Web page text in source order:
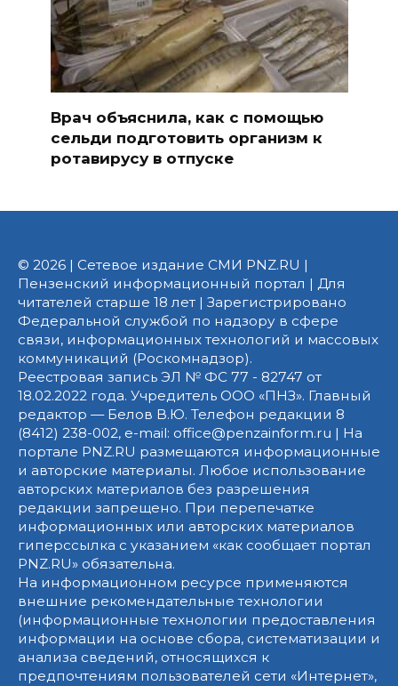
Врач объяснила, как с помощью
сельди подготовить организм к
ротавирусу в отпуске
© 2026 | Сетевое издание СМИ PNZ.RU |
Пензенский информационный портал | Для
читателей старше 18 лет | Зарегистрировано
Федеральной службой по надзору в сфере
связи, информационных технологий и массовых
коммуникаций (Роскомнадзор).
Реестровая запись ЭЛ № ФС 77 - 82747 от
18.02.2022 года. Учредитель ООО «ПНЗ». Главный
редактор — Белов В.Ю. Телефон редакции 8
(8412) 238-002, e-mail: office@penzainform.ru | На
портале PNZ.RU размещаются информационные
и авторские материалы. Любое использование
авторских материалов без разрешения
редакции запрещено. При перепечатке
информационных или авторских материалов
гиперссылка с указанием «как сообщает портал
PNZ.RU» обязательна.
На информационном ресурсе применяются
внешние рекомендательные технологии
(информационные технологии предоставления
информации на основе сбора, систематизации и
анализа сведений, относящихся к
предпочтениям пользователей сети «Интернет»,